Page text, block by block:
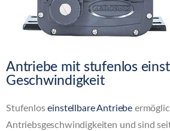
Antriebe mit stufenlos
Geschwindigkeit
Stufenloseinstellbare Antriebe
Antriebsgeschwindigkeiten und sind